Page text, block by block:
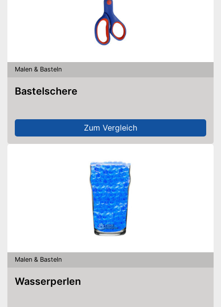
Malen & Basteln
Bastelschere
Zum Vergleich
Malen & Basteln
Wasserperlen